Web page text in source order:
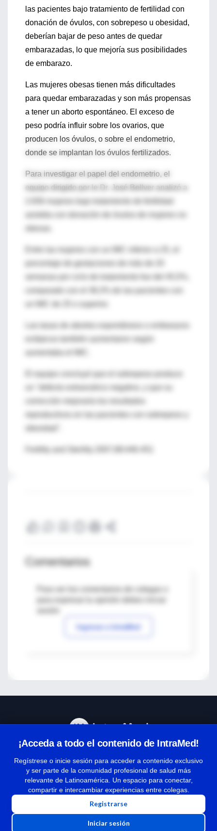
las pacientes bajo tratamiento de fertilidad con
donación de óvulos, con sobrepeso u obesidad,
deberían bajar de peso antes de quedar
embarazadas, lo que mejoría sus posibilidades
de embarazo.
Las mujeres obesas tienen más dificultades
para quedar embarazadas y son más propensas
a tener un aborto espontáneo. El exceso de
peso podría influir sobre los ovarios, que
producen los óvulos, o sobre el endometrio,
donde se implantan los óvulos fertilizados.
Para investigar el papel del endometrio, el
equipo dirigido por le Dr. José Bellver analizó a
porcentaje de gestaciones de más de 20
un IMC de 25 o superior.
ectópicos también aumentaron según
El equipo concluyó que el sobrepeso produce
un "defecto extraovárico negativo, y que su
Comentarios
Para ver los comentarios de colegas o
Ingresar a IntraMed
¡Acceda a todo el contenido de IntraMed!
Regístrese o inicie sesión para acceder a contenido exclusivo
y ser parte de la comunidad profesional de salud más
relevante de Latinoamérica. Un espacio para conectar,
compartir e intercambiar experiencias entre colegas.
Registrarse
Iniciar sesión
Términos y condiciones
| Políticas de privacidad
| Todos los derechos reservados | Copyright 1997-2026